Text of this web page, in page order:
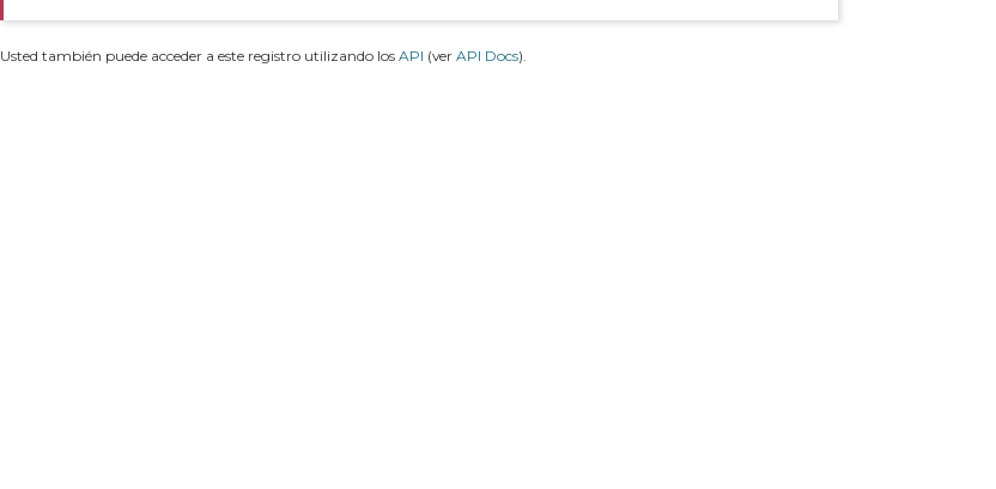
Usted también puede acceder a este registro utilizando los API (ver API Docs).